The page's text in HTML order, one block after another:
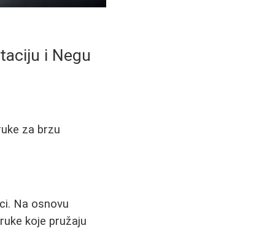
i Negu
za brzu
Na osnovu
koje pružaju